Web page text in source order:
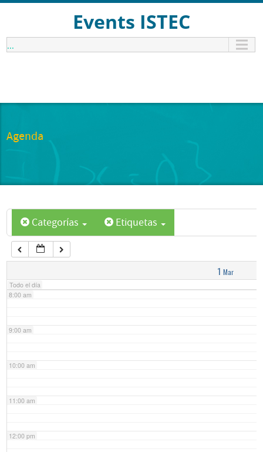
Events ISTEC
...
Agenda
Categorías Etiquetas
1 Mar
Todo el día
1:00 am
6:00 am
7:00 am
8:00 am
9:00 am
10:00 am
11:00 am
12:00 pm